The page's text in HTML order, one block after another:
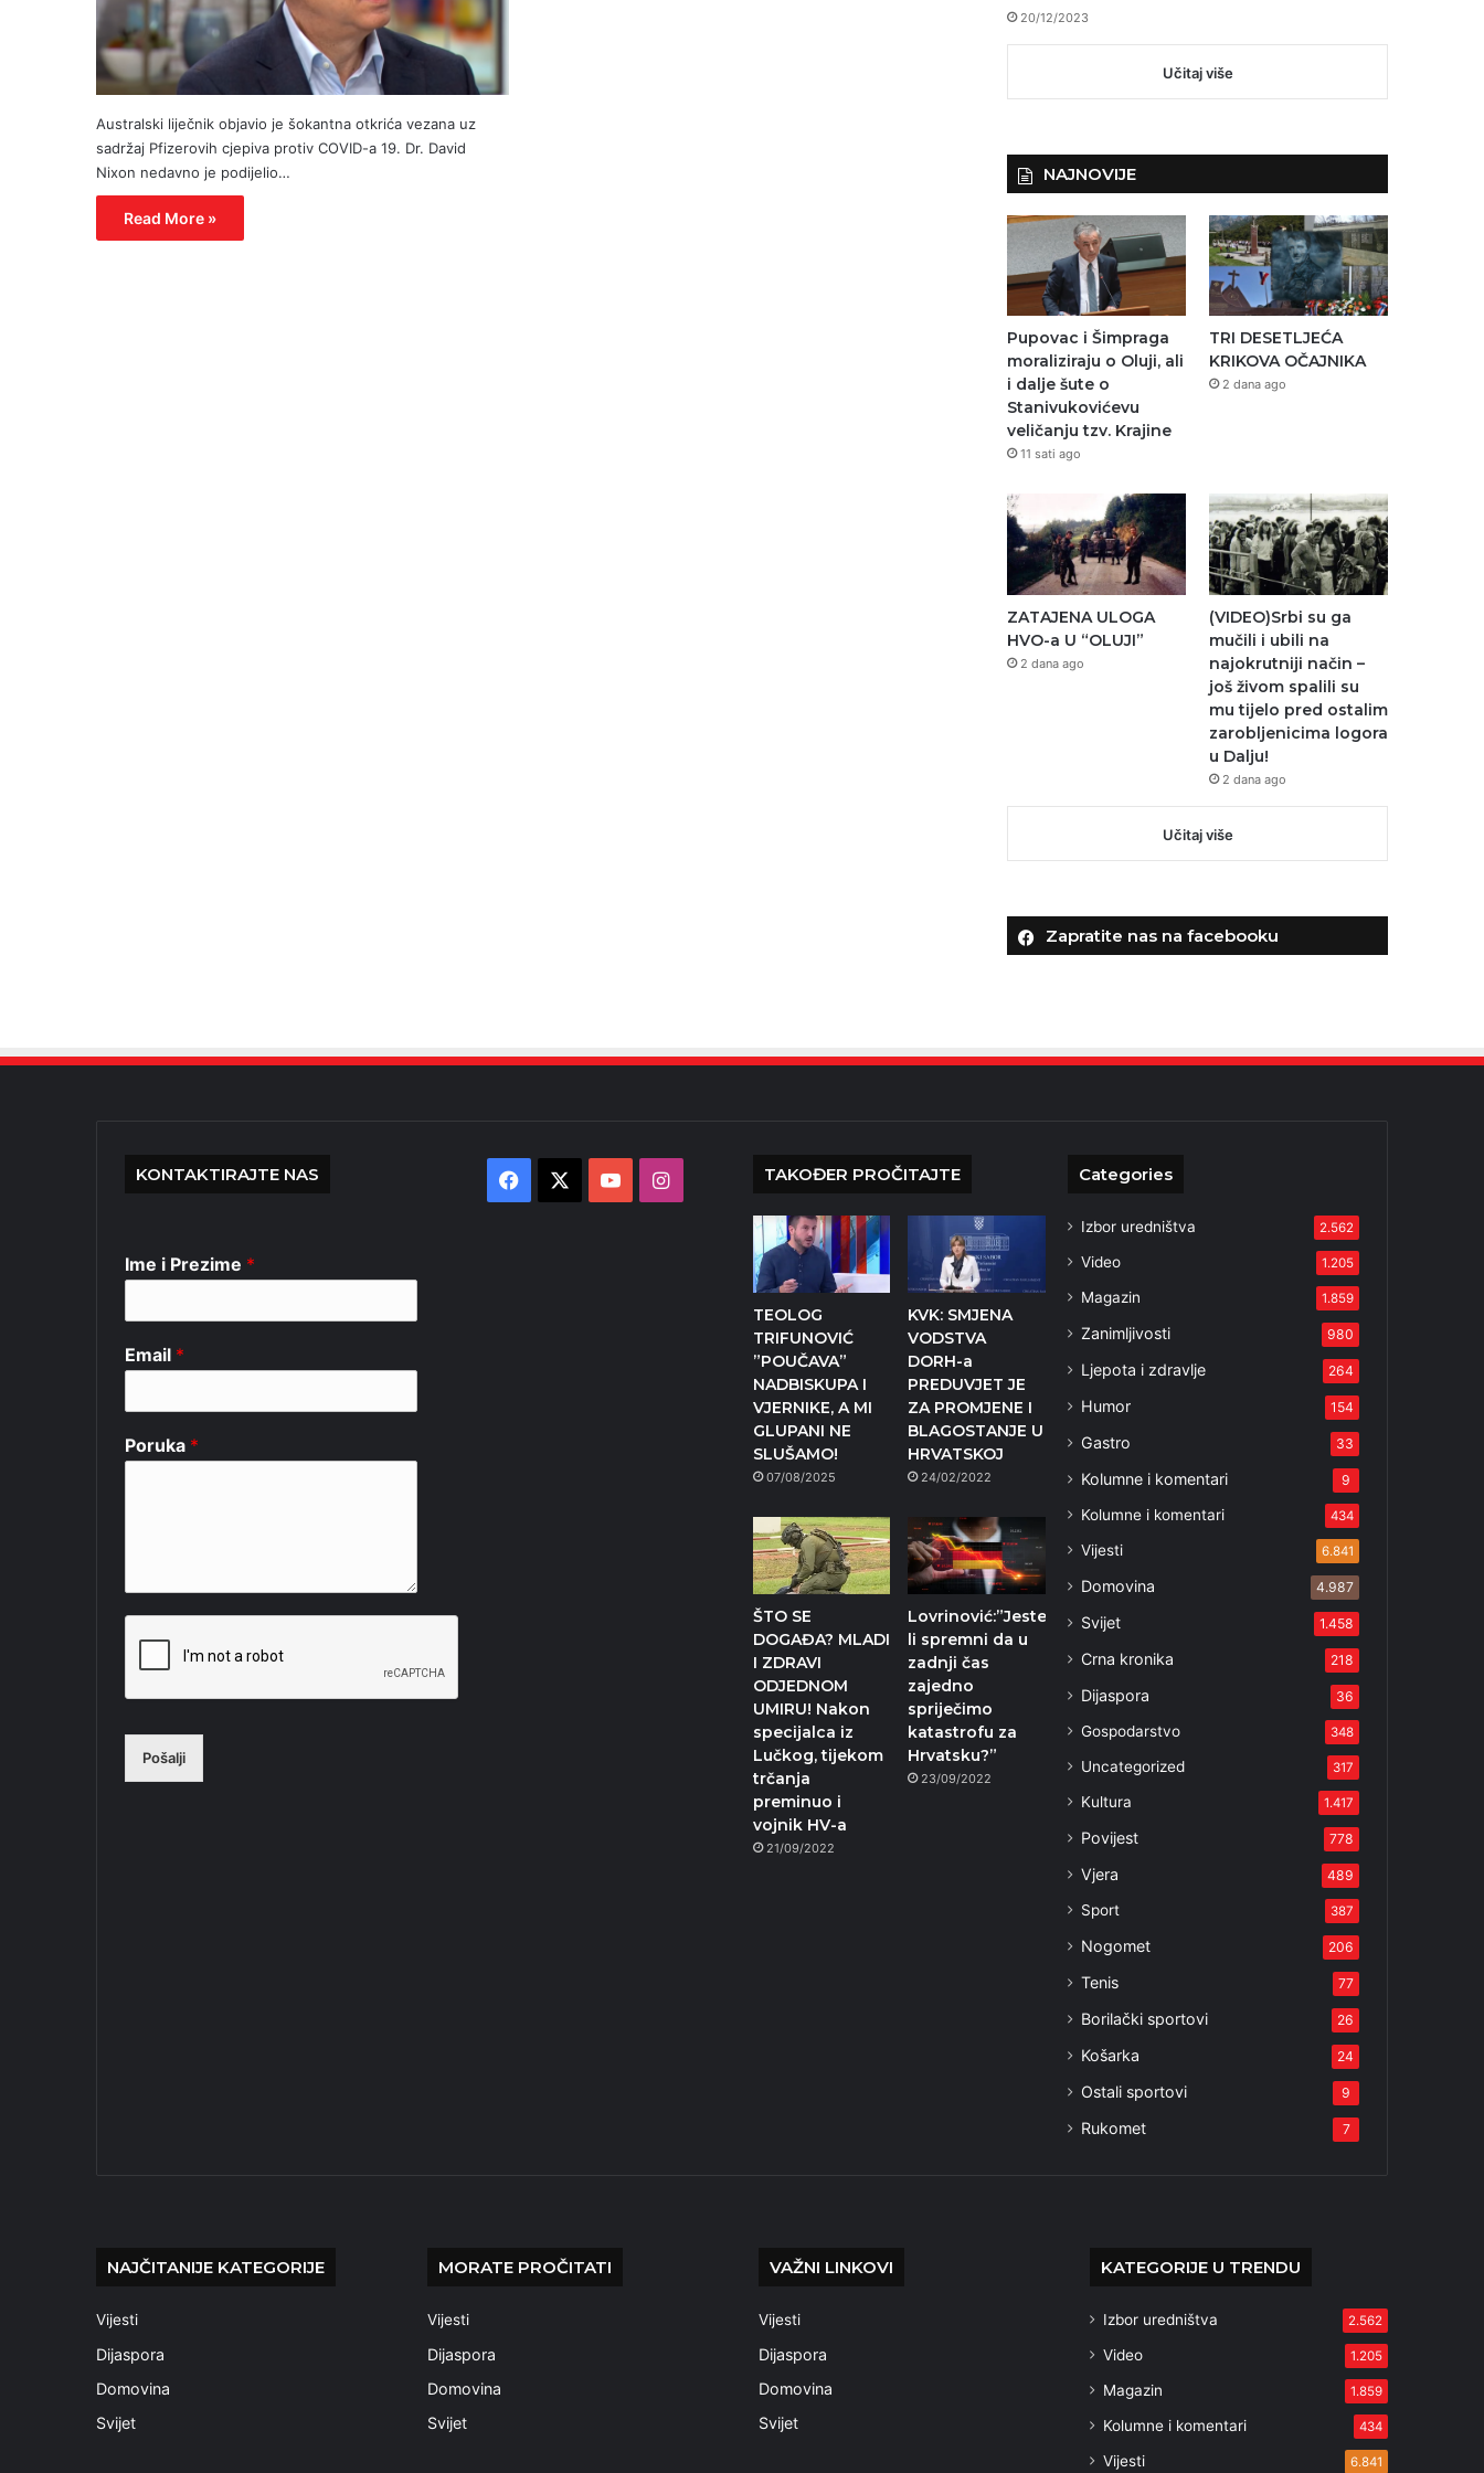
Australski liječnik objavio je šokantna otkrića vezana uz
sadržaj Pfizerovih cjepiva protiv COVID-a 19. Dr. David
Nixon nedavno je podijelio…
Read More »
20/12/2023
Učitaj više
NAJNOVIJE
Pupovac i Šimpraga
moraliziraju o Oluji, ali
i dalje šute o
Stanivukovićevu
veličanju tzv. Krajine
11 sati ago
TRI DESETLJEĆA
KRIKOVA OČAJNIKA
2 dana ago
ZATAJENA ULOGA
HVO-a U “OLUJI”
2 dana ago
(VIDEO)Srbi su ga
mučili i ubili na
najokrutniji način –
još živom spalili su
mu tijelo pred ostalim
zarobljenicima logora
u Dalju!
2 dana ago
Učitaj više
Zapratite nas na facebooku
KONTAKTIRAJTE NAS
Ime i Prezime *
Email *
Poruka *
Pošalji
Facebook YouTubeInstagram TAKOĐER PROČITAJTE
TEOLOG
TRIFUNOVIĆ
”POUČAVA”
NADBISKUPA I
VJERNIKE, A MI
GLUPANI NE
SLUŠAMO!
07/08/2025
KVK: SMJENA
VODSTVA
DORH-a
PREDUVJET JE
ZA PROMJENE I
BLAGOSTANJE U
HRVATSKOJ
24/02/2022
ŠTO SE
DOGAĐA? MLADI
I ZDRAVI
ODJEDNOM
UMIRU! Nakon
specijalca iz
Lučkog, tijekom
trčanja
preminuo i
vojnik HV-a
21/09/2022
Lovrinović:”Jeste
li spremni da u
zadnji čas
zajedno
spriječimo
katastrofu za
Hrvatsku?”
23/09/2022
Categories
Izbor uredništva 2.562
Video 1.205
Magazin 1.859
Zanimljivosti 980
Ljepota i zdravlje 264
Humor 154
Gastro 33
Kolumne i komentari 9
Kolumne i komentari 434
Vijesti 6.841
Domovina 4.987
Svijet 1.458
Crna kronika 218
Dijaspora 36
Gospodarstvo 348
Uncategorized 317
Kultura 1.417
Povijest 778
Vjera 489
Sport 387
Nogomet 206
Tenis 77
Borilački sportovi 26
Košarka 24
Ostali sportovi 9
Rukomet 7
NAJČITANIJE KATEGORIJE
Vijesti
Dijaspora
Domovina
Svijet
MORATE PROČITATI
Vijesti
Dijaspora
Domovina
Svijet
VAŽNI LINKOVI
Vijesti
Dijaspora
Domovina
Svijet
KATEGORIJE U TRENDU
Izbor uredništva 2.562
Video 1.205
Magazin 1.859
Kolumne i komentari 434
Vijesti 6.841